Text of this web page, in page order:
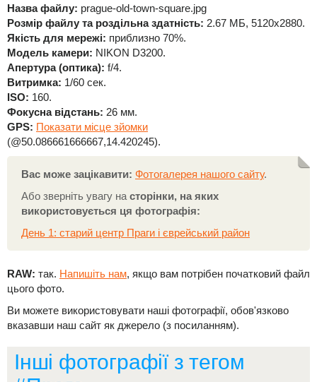
Назва файлу: prague-old-town-square.jpg
Розмір файлу та роздільна здатність: 2.67 МБ, 5120x2880.
Якість для мережі: приблизно 70%.
Модель камери: NIKON D3200.
Апертура (оптика): f/4.
Витримка: 1/60 сек.
ISO: 160.
Фокусна відстань: 26 мм.
GPS: Показати місце зйомки
(@50.086661666667,14.420245).
Вас може зацікавити: Фотогалерея нашого сайту.
Або зверніть увагу на сторінки, на яких
використовується ця фотографія:
День 1: старий центр Праги і єврейський район
RAW: так. Напишіть нам, якщо вам потрібен початковий файл
цього фото.
Ви можете використовувати наші фотографії, обов'язково
вказавши наш сайт як джерело (з посиланням).
Інші фотографії з тегом